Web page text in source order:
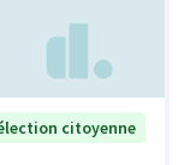
citoyenne